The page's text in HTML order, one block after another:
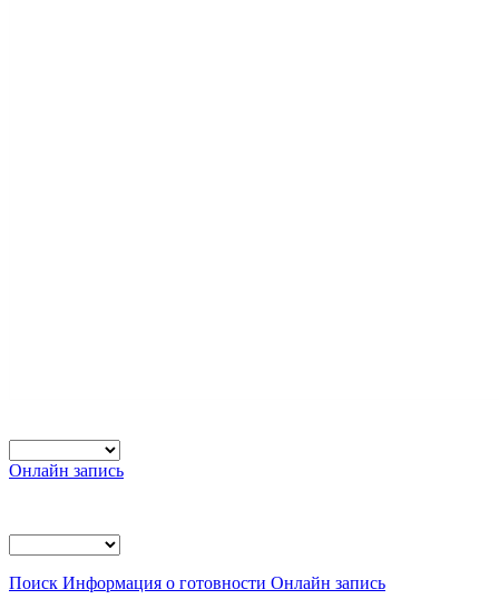
Онлайн запись
Поиск Информация о готовности Онлайн запись